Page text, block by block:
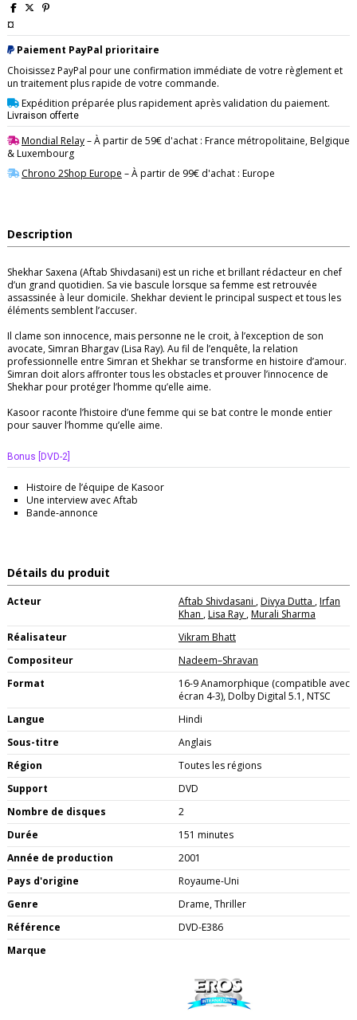
¤
Paiement PayPal prioritaire
Choisissez PayPal pour une confirmation immédiate de votre règlement et
un traitement plus rapide de votre commande.
Expédition préparée plus rapidement après validation du paiement.
Livraison offerte
Mondial Relay– À partir de 59€ d'achat : France métropolitaine, Belgique
& Luxembourg
Chrono 2Shop Europe – À partir de 99€ d'achat : Europe
Description
Shekhar Saxena (Aftab Shivdasani) est un riche et brillant rédacteur en chef
d’un grand quotidien. Sa vie bascule lorsque sa femme est retrouvée
assassinée à leur domicile. Shekhar devient le principal suspect et tous les
éléments semblent l’accuser. ​
Il clame son innocence, mais personne ne le croit, à l’exception de son
avocate, Simran Bhargav (Lisa Ray). Au fil de l’enquête, la relation
professionnelle entre Simran et Shekhar se transforme en histoire d’amour.
Simran doit alors affronter tous les obstacles et prouver l’innocence de
Shekhar pour protéger l’homme qu’elle aime. ​
Kasoor raconte l’histoire d’une femme qui se bat contre le monde entier
pour sauver l’homme qu’elle aime.
Bonus [DVD-2]
Histoire de l’équipe de Kasoor
Une interview avec Aftab
Bande‑annonce
Détails du produit
Acteur Aftab Shivdasani ,Divya Dutta ,Irfan
Khan ,Lisa Ray ,Murali Sharma
Réalisateur
Vikram Bhatt
Compositeur
Nadeem–Shravan
Format
16-9 Anamorphique (compatible avec
écran 4-3), Dolby Digital 5.1, NTSC
Langue
Hindi
Sous-titre
Anglais
Région
Toutes les régions
Support
DVD
Nombre de disques
2
Durée
151 minutes
Année de production
2001
Pays d'origine
Royaume-Uni
Genre
Drame, Thriller
Référence
DVD-E386
Marque